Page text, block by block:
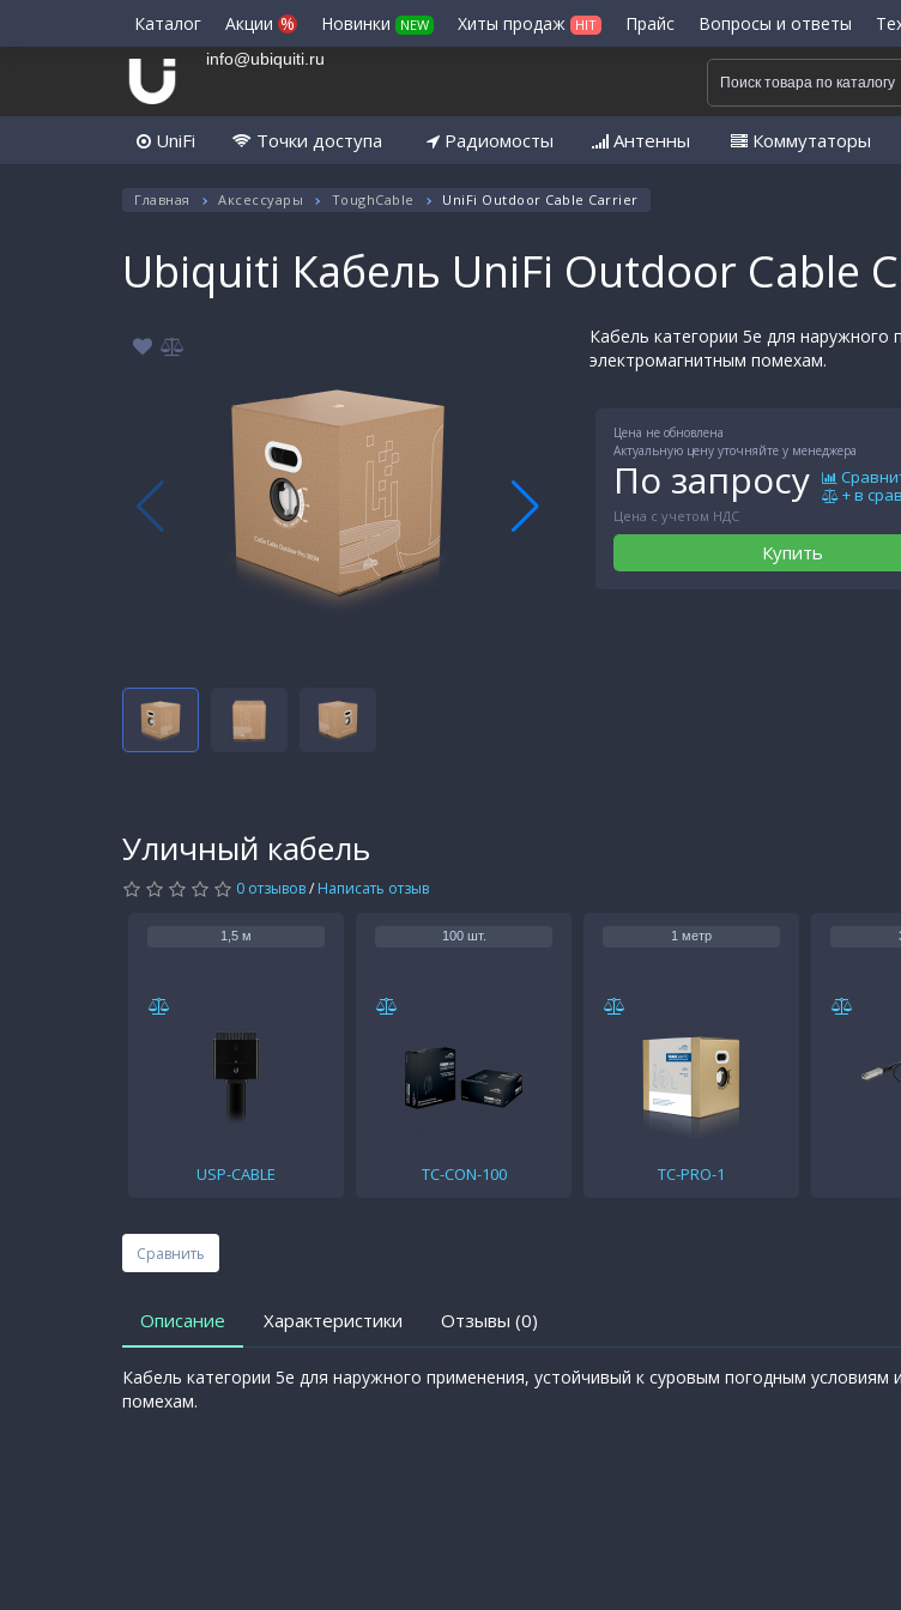
Каталог Акции % Новинки NEW Хиты продаж HIT Прайс Вопросы и ответы
info@ubiquiti.ru
UniFi Точки доступа Радиомосты Антенны Коммутаторы
Главная Аксессуары ToughCable UniFi Outdoor Cable Carrier
Ubiquiti Кабель UniFi Outdoor Cable
Кабель категории 5e для
электромагнитным помехам.
Цена не обновлена
Актуальную цену уточняйте у менеджера
По запросу
Цена с учетом НДС
+ в
Купить
Уличный кабель
0 отзывов/ Написать отзыв
1,5 м
USP-CABLE
100 шт.
TC-CON-100
1 метр
TC-PRO-1
Сравнить
Описание Характеристики Отзывы (0)
Кабель категории 5e для наружного применения, устойчивый к суровым погодным условиям
помехам.